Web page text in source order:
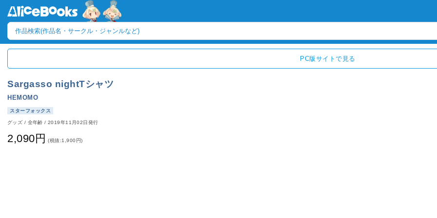
PC版サイトで見る
Sargasso nightTシャツ
HEMOMO
スターフォックス
グッズ / 全年齢/2019年11月02日発行
2,090円 (税抜:1,900円)